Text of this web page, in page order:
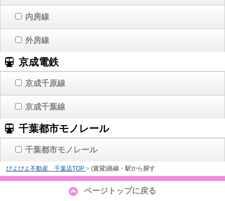
内房線
外房線
京成電鉄
京成千原線
京成千葉線
千葉都市モノレール
千葉都市モノレール
ぴよぴよ不動産 千葉店TOP > (賃貸)路線・駅から探す
ページトップに戻る